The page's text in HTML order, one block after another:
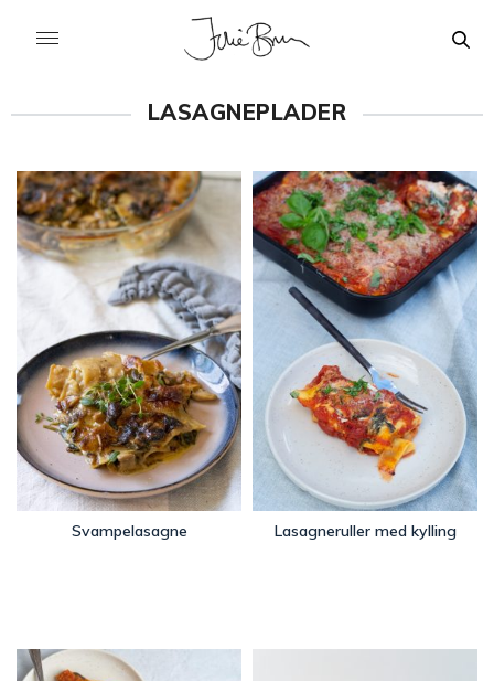
LASAGNEPLADER
Svampelasagne Lasagneruller med kylling